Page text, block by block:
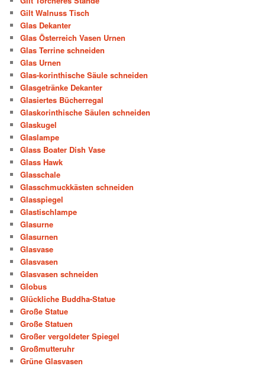
Gilt Walnuss Tisch
Glas Dekanter
Glas Österreich Vasen Urnen
Glas Terrine schneiden
Glas Urnen
Glas-korinthische Säule schneiden
Glasgetränke Dekanter
Glasiertes Bücherregal
Glaskorinthische Säulen schneiden
Glaskugel
Glaslampe
Glass Boater Dish Vase
Glass Hawk
Glasschale
Glasschmuckkästen schneiden
Glasspiegel
Glastischlampe
Glasurne
Glasurnen
Glasvase
Glasvasen
Glasvasen schneiden
Globus
Glückliche Buddha-Statue
Große Statue
Große Statuen
Großer vergoldeter Spiegel
Großmutteruhr
Grüne Glasvasen